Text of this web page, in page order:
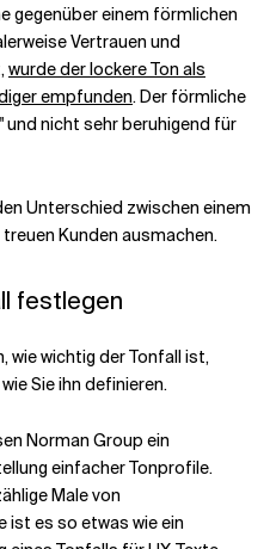
gegenüber einem förmlichen
Vertrauen und
wurde der lockere Ton als
empfunden. Der förmliche
nicht sehr beruhigend für
Unterschied zwischen einem
Kunden ausmachen.
festlegen
wie wichtig der Tonfall ist,
Sie ihn definieren.
Norman Group ein
einfacher Tonprofile.
Male von
ist es so etwas wie ein